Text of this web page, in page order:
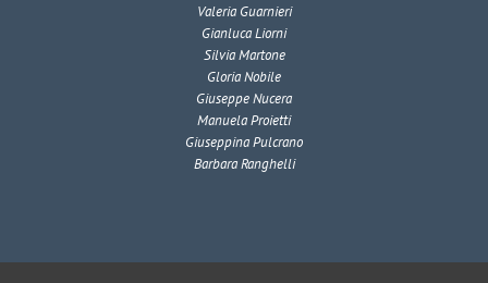
Valeria Guarnieri
Gianluca Liorni
Silvia Martone
Gloria Nobile
Giuseppe Nucera
Manuela Proietti
Giuseppina Pulcrano
Barbara Ranghelli